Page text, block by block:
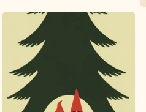
Piper